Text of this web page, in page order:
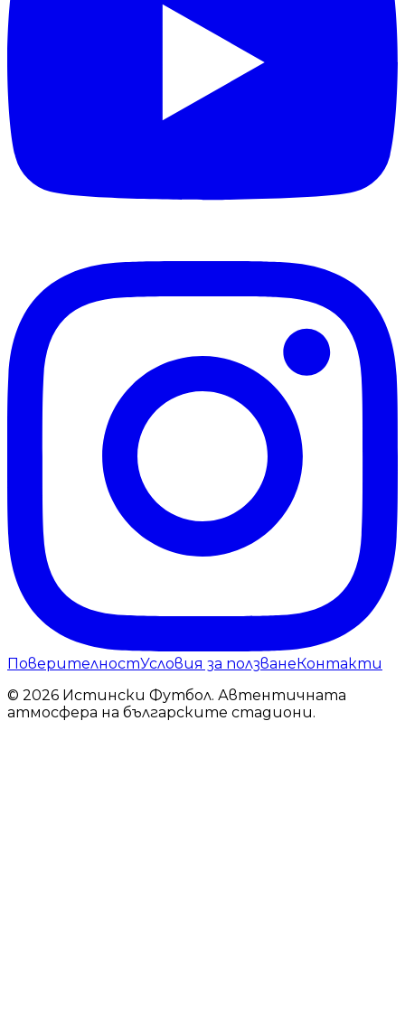
ПоверителностУсловия за ползванеКонтакти
© 2026 Истински Футбол. Автентичната
атмосфера на българските стадиони.